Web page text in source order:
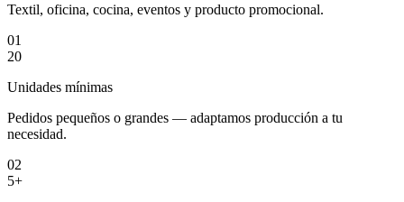
Textil, oficina, cocina, eventos y producto promocional.
01
20
Unidades mínimas
Pedidos pequeños o grandes — adaptamos producción a tu
necesidad.
02
5+